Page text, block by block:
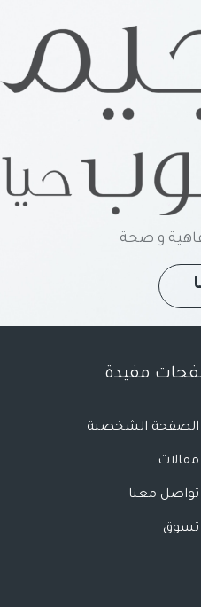
و صحة
مفيدة
الصفحة الشخصية
مقالات
تواصل معنا
تسوق